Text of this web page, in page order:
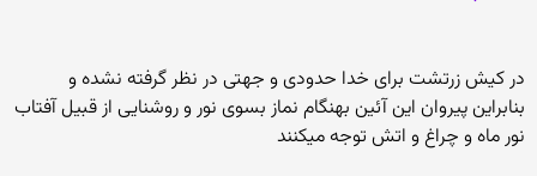
در کیش زرتشت برای خدا حدودی و جهتی در نظر گرفته نشده و
بنابراین پیروان این آئین بهنگام نماز بسوی نور و روشنایی از قبیل آفتاب
نور ماه و چراغ و اتش توجه میکنند